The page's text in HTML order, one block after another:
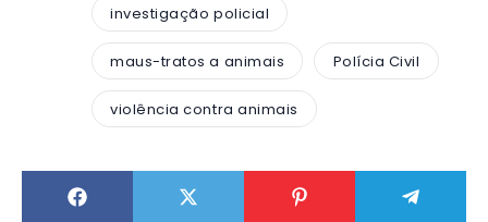
investigação policial
maus-tratos a animais Polícia Civil
violência contra animais